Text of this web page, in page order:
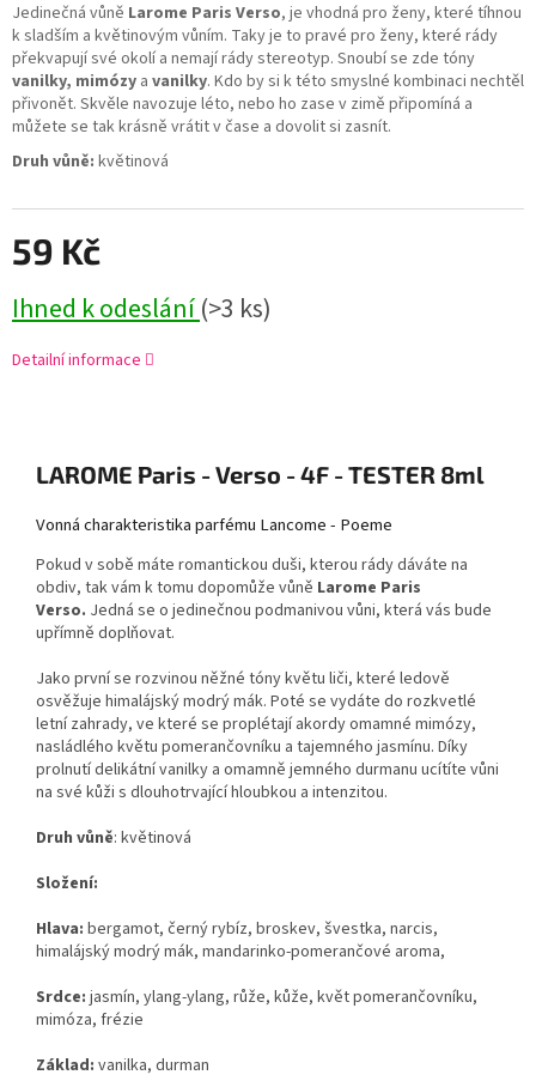
59 Kč
Ihned k odeslání(>3 ks)
Jedinečná vůně Larome Paris Verso, je vhodná pro ženy, které tíhnou
k sladším a květinovým vůním. Taky je to pravé pro ženy, které rády
překvapují své okolí a nemají rády stereotyp. Snoubí se zde tóny
vanilky, mimózy a vanilky. Kdo by si k této smyslné kombinaci nechtěl
přivonět. Skvěle navozuje léto, nebo ho zase v zimě připomíná a
můžete se tak krásně vrátit v čase a dovolit si zasnít.
Druh vůně: květinová
Detailní informace
LAROME Paris - Verso - 4F - TESTER 8ml
Vonná charakteristika parfému Lancome - Poeme
Pokud v sobě máte romantickou duši, kterou rády dáváte na
obdiv, tak vám k tomu dopomůže vůně Larome Paris
Verso. Jedná se o jedinečnou podmanivou vůni, která vás bude
upřímně doplňovat.
Jako první se rozvinou něžné tóny květu liči, které ledově
osvěžuje himalájský modrý mák. Poté se vydáte do rozkvetlé
letní zahrady, ve které se proplétají akordy omamné mimózy,
nasládlého květu pomerančovníku a tajemného jasmínu. Díky
prolnutí delikátní vanilky a omamně jemného durmanu ucítíte vůni
na své kůži s dlouhotrvající hloubkou a intenzitou.
Druh vůně: květinová
Složení:
Hlava: bergamot, černý rybíz, broskev, švestka, narcis,
himalájský modrý mák, mandarinko-pomerančové aroma,
Srdce: jasmín, ylang-ylang, růže, kůže, květ pomerančovníku,
mimóza, frézie
Základ: vanilka, durman